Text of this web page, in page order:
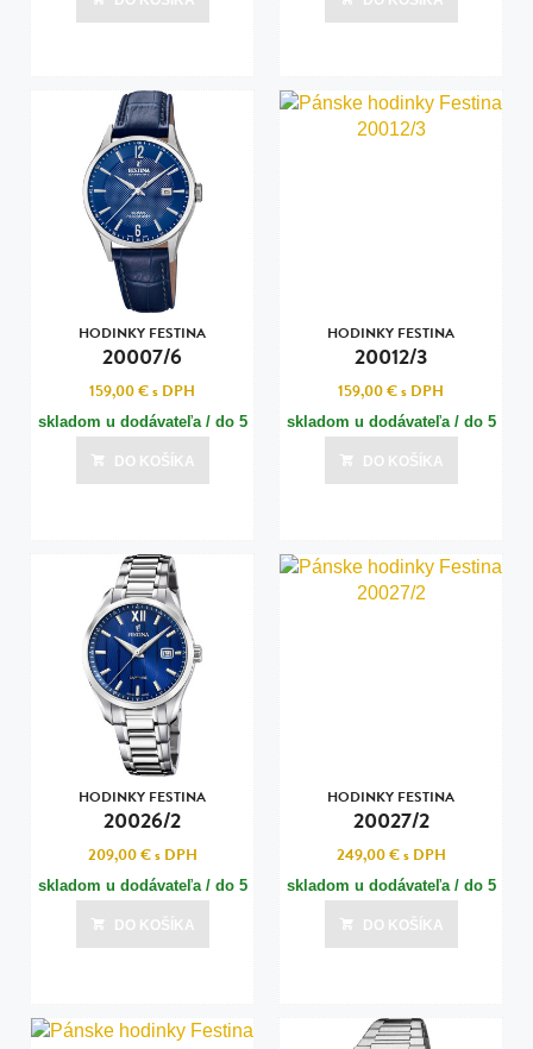
HODINKY FESTINA
20007/6
159,00 €s DPH
skladom u dodávateľa / do 5
dní
Posledná aktualizácia dnes o 18:00
DO KOŠÍKA
HODINKY FESTINA
20012/3
159,00 €s DPH
skladom u dodávateľa / do 5
dní
Posledná aktualizácia dnes o 18:00
DO KOŠÍKA
HODINKY FESTINA
20026/2
209,00 €s DPH
skladom u dodávateľa / do 5
dní
Posledná aktualizácia dnes o 18:00
DO KOŠÍKA
HODINKY FESTINA
20027/2
249,00 €s DPH
skladom u dodávateľa / do 5
dní
Posledná aktualizácia dnes o 18:00
DO KOŠÍKA